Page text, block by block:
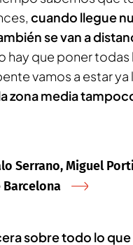
cuando llegue
se van a
hay que poner
vamos a estar
zona media
Serrano, Miguel
Barcelona
sobre todo lo